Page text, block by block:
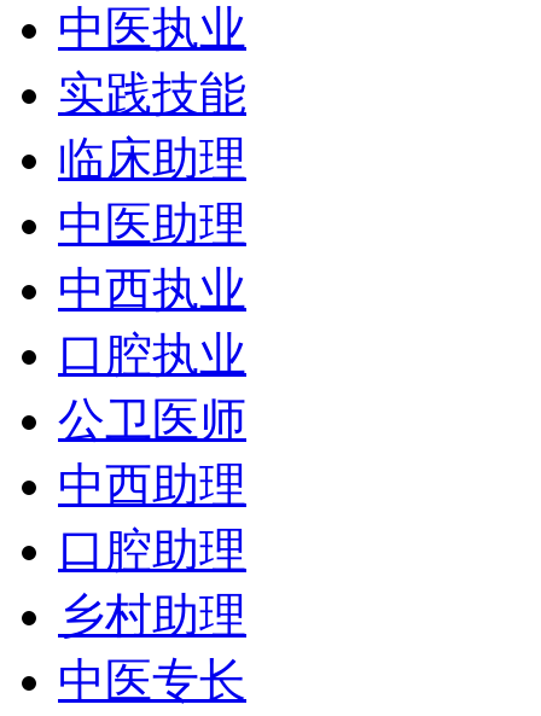
中医执业
实践技能
临床助理
中医助理
中西执业
口腔执业
公卫医师
中西助理
口腔助理
乡村助理
中医专长